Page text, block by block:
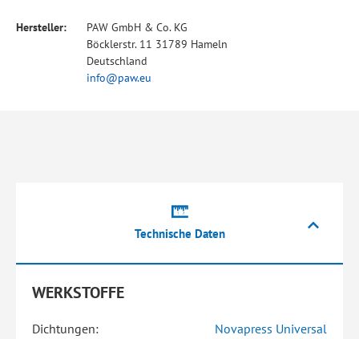
Hersteller:
PAW GmbH & Co. KG
Böcklerstr. 11 31789 Hameln
Deutschland
info@paw.eu
Technische Daten
WERKSTOFFE
Dichtungen: Novapress Universal